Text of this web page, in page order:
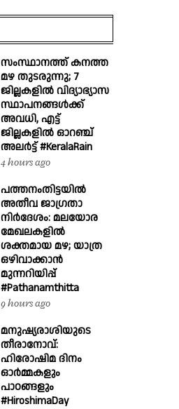
സംസ്ഥാനത്ത് കനത്ത
മഴ തുടരുന്നു; 7
ജില്ലകളിൽ വിദ്യാഭ്യാസ
സ്ഥാപനങ്ങൾക്ക്
അവധി, എട്ട്
ജില്ലകളിൽ ഓറഞ്ച്
അലർട്ട് #KeralaRain
4 hours ago
പത്തനംതിട്ടയിൽ
അതീവ ജാഗ്രതാ
നിർദേശം: മലയോര
മേഖലകളിൽ
ശക്തമായ മഴ; യാത്ര
ഒഴിവാക്കാൻ
മുന്നറിയിപ്പ്
#Pathanamthitta
9 hours ago
മനുഷ്യരാശിയുടെ
തീരാനോവ്:
ഹിരോഷിമ ദിനം
ഓർമ്മകളും
പാഠങ്ങളും
#HiroshimaDay